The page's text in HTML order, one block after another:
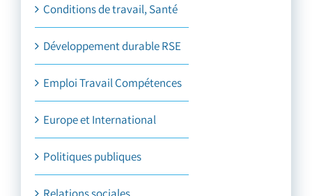
Conditions de travail, Santé
Développement durable RSE
Emploi Travail Compétences
Europe et International
Politiques publiques